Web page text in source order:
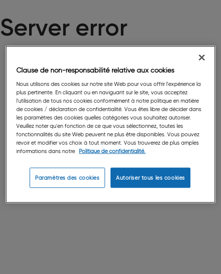
Server error
Clause de non-responsabilité relative aux cookies
Nous utilisons des cookies sur notre site Web pour vous offrir l'expérience la
plus pertinente. En cliquant ou en naviguant sur le site, vous acceptez
l'utilisation de tous nos cookies conformément à notre politique en matière
de cookies / déclaration de confidentialité. Vous êtes libre de décider dans
les paramètres des cookies quelles catégories vous souhaitez autoriser.
Veuillez noter qu'en fonction de ce que vous sélectionnez, toutes les
fonctionnalités du site Web peuvent ne plus être disponibles. Vous pouvez
revoir et modifier vos choix à tout moment. Vous trouverez de plus amples
informations dans notre
Politique de confidentialité.
Paramètres des cookies Autoriser tous les cookies